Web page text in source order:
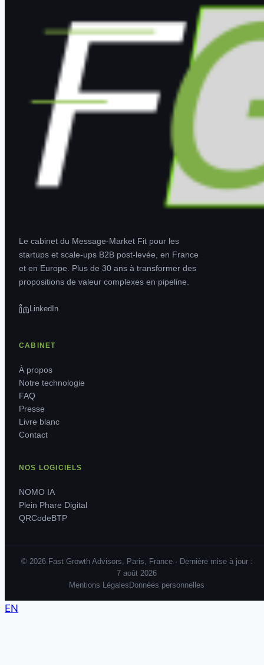
Le cabinet du Message-Market Fit pour les
startups et scale-ups B2B post-levée, en France
et en Europe. Plus de 30 ans à transformer des
propositions de valeur complexes en pipeline.
LinkedIn
CABINET
À propos
Notre technologie
FAQ
Presse
Livre blanc
Contact
NOS LOGICIELS
NOMO IA
Plein Phare Digital
QRCodeBTP
© 2026 Fast Growth Advisors, Paris, France · Dernière mise à jour :
7 août 2026
Mentions LégalesDonnées personnelles
EN